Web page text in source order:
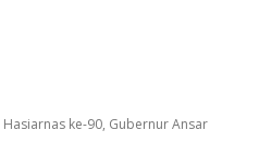
Hasiarnas ke-90, Gubernur Ansar